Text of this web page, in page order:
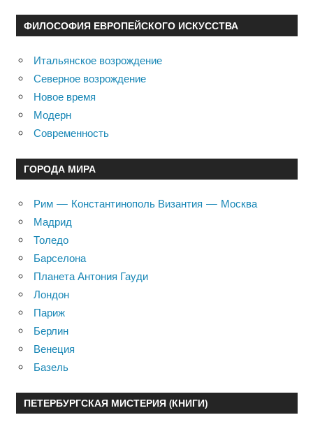
ФИЛОСОФИЯ ЕВРОПЕЙСКОГО ИСКУССТВА
Итальянское возрождение
Северное возрождение
Новое время
Модерн
Современность
ГОРОДА МИРА
Рим — Константинополь Византия — Москва
Мадрид
Толедо
Барселона
Планета Антония Гауди
Лондон
Париж
Берлин
Венеция
Базель
ПЕТЕРБУРГСКАЯ МИСТЕРИЯ (КНИГИ)